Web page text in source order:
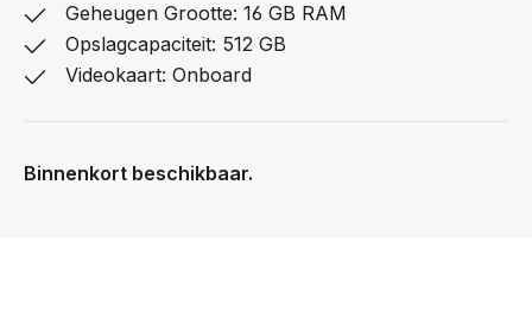
Geheugen Grootte: 16 GB RAM
Opslagcapaciteit: 512 GB
Videokaart: Onboard
Binnenkort beschikbaar.